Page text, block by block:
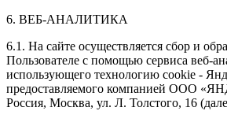
6. ВЕБ-АНАЛИТИКА
6.1. На сайте осуществляется сбор и
Пользователе с помощью сервиса веб-
использующего технологию cookie -
предоставляемого компанией ООО
Россия, Москва, ул. Л. Толстого, 16